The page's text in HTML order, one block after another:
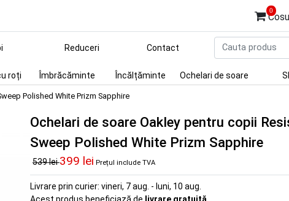
0
Reduceri Contact
roți Îmbrăcăminte Încălțăminte Ochelari de soare
Polished White Prizm Sapphire
Ochelari de soare Oakley pentru copii
Sweep Polished White Prizm Sapphire
539 lei399 lei Prețul include TVA
Livrare prin curier: vineri, 7 aug. - luni, 10 aug.